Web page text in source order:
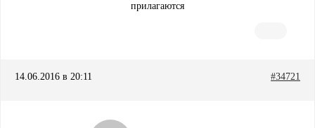
прилагаются
14.06.2016 в 20:11 #34721